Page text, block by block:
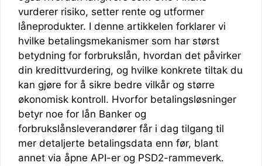
vurderer risiko, setter rente og utformer
låneprodukter. I denne artikkelen forklarer vi
hvilke betalingsmekanismer som har størst
betydning for forbrukslån, hvordan det påvirker
din kredittvurdering, og hvilke konkrete tiltak du
kan gjøre for å sikre bedre vilkår og større
økonomisk kontroll. Hvorfor betalingsløsninger
betyr noe for lån Banker og
forbrukslånsleverandører får i dag tilgang til
mer detaljerte betalingsdata enn før, blant
annet via åpne API-er og PSD2-rammeverk.